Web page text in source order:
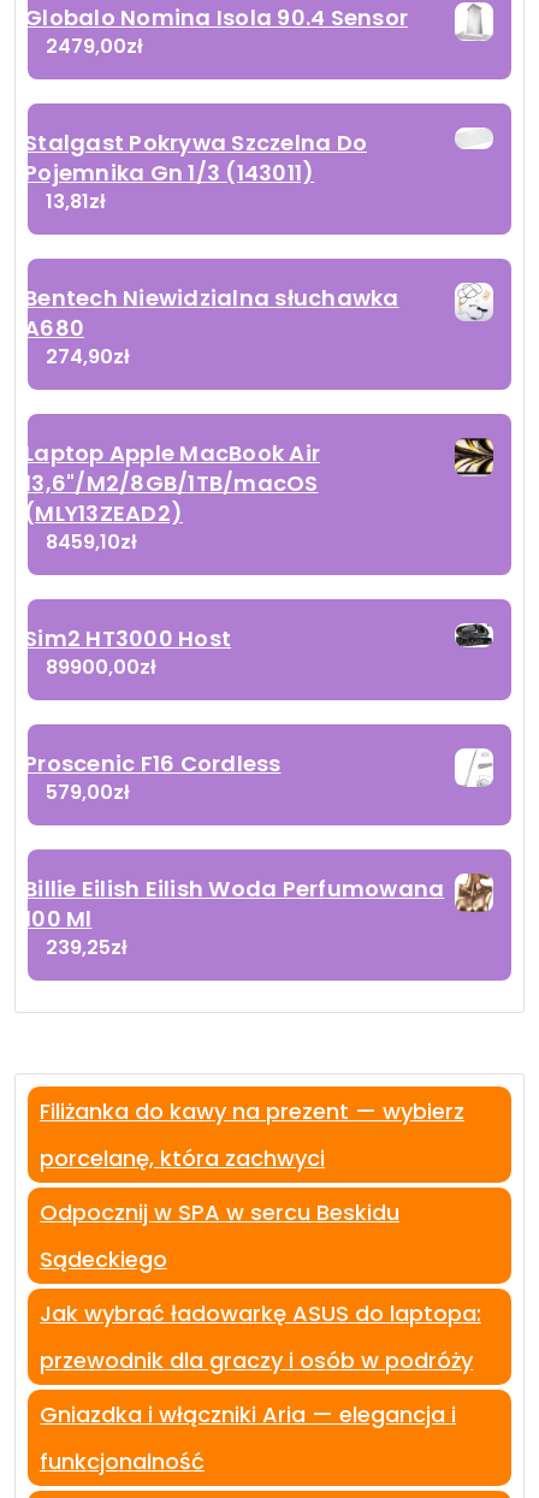
Globalo Nomina Isola 90.4 Sensor
2479,00zł
Stalgast Pokrywa Szczelna Do
Pojemnika Gn 1/3 (143011)
13,81zł
Bentech Niewidzialna słuchawka
A680
274,90zł
Laptop Apple MacBook Air
13,6"/M2/8GB/1TB/macOS
(MLY13ZEAD2)
8459,10zł
Sim2 HT3000 Host
89900,00zł
Proscenic F16 Cordless
579,00zł
Billie Eilish Eilish Woda Perfumowana
100 Ml
239,25zł
Filiżanka do kawy na prezent — wybierz
porcelanę, która zachwyci
Odpocznij w SPA w sercu Beskidu
Sądeckiego
Jak wybrać ładowarkę ASUS do laptopa:
przewodnik dla graczy i osób w podróży
Gniazdka i włączniki Aria — elegancja i
funkcjonalność